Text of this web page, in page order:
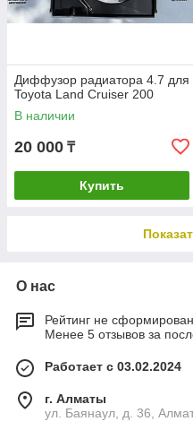
Диффузор радиатора 4.7 для
Toyota Land Cruiser 200
В наличии
20 000 ₸
Купить
О нас
Рейтинг не сформирован
Менее 5 отзывов за
Работает с 03.02.2024
г. Алматы
ул. Баянаул, д. 36,